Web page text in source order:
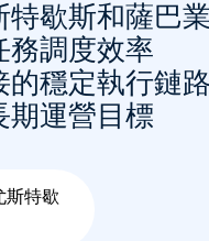
特歇斯和薩巴
務調度效率
的穩定執行鏈
期運營目標
斯特歇